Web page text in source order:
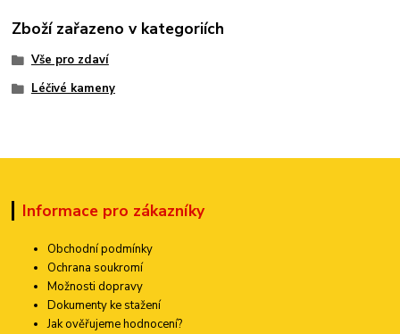
Zboží zařazeno v kategoriích
Vše pro zdaví
Léčivé kameny
Informace pro zákazníky
Obchodní podmínky
Ochrana soukromí
Možnosti dopravy
Dokumenty ke stažení
Jak ověřujeme hodnocení?